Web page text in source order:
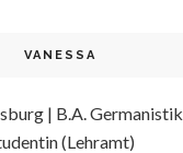
VANESSA
| B.A. Germanistik
(Lehramt)